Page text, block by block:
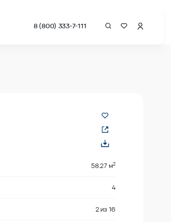
8 (800) 333-7-111
58.27 м2
4
2 из 16